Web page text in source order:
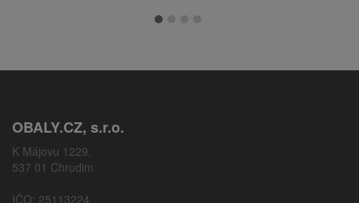
OBALY.CZ, s.r.o.
K Májovu 1229,
537 01 Chrudim
IČO: 25113224